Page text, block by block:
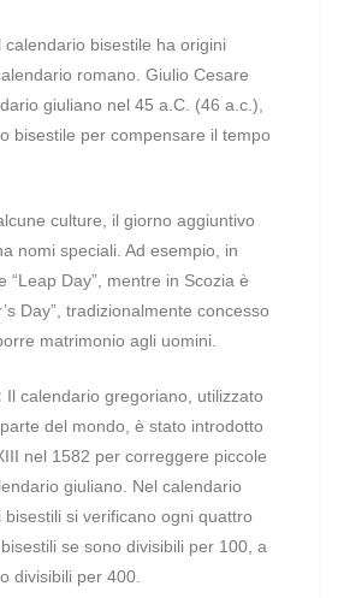
calendario bisestile ha origini
romano. Giulio Cesare
giuliano nel 45 a.C. (46 a.c.),
bisestile per compensare il tempo
culture, il giorno aggiuntivo
nomi speciali. Ad esempio, in
“Leap Day”, mentre in Scozia è
Day”, tradizionalmente concesso
matrimonio agli uomini.
Il calendario gregoriano, utilizzato
del mondo, è stato introdotto
nel 1582 per correggere piccole
giuliano. Nel calendario
si verificano ogni quattro
se sono divisibili per 100, a
divisibili per 400.